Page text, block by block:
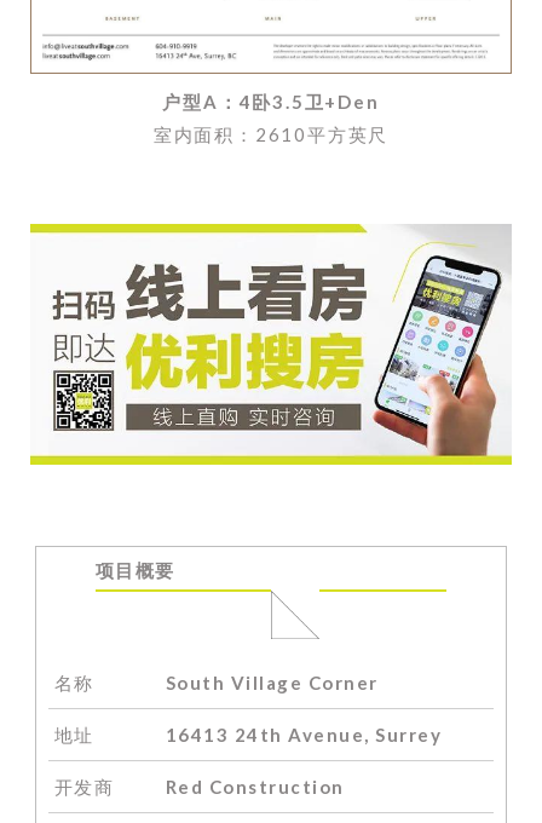
户型A：4卧3.5卫+Den
室内面积：2610平方英尺
项目概要
名称 South Village Corner
地址 16413 24th Avenue, Surrey
开发商 Red Construction